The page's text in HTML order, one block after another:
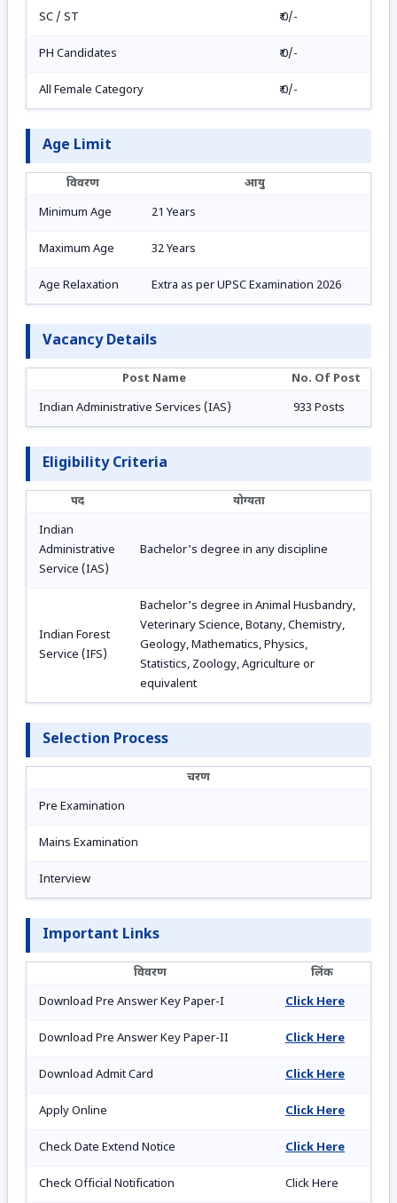
SC / ST ₹ 0/-
PH Candidates ₹ 0/-
All Female Category ₹ 0/-
Age Limit
विवरण
आयु
Minimum Age
21 Years
Maximum Age 32 Years
Age Relaxation Extra as per UPSC Examination 2026
Vacancy Details
Post Name
No. Of Post
Indian Administrative Services (IAS)
933 Posts
Eligibility Criteria
पद
योग्यता
Indian
Administrative
Service (IAS)
Bachelor’s degree in any discipline
Indian Forest
Service (IFS)
Bachelor’s degree in Animal Husbandry,
Veterinary Science, Botany, Chemistry,
Geology, Mathematics, Physics,
Statistics, Zoology, Agriculture or
equivalent
Selection Process
चरण
Pre Examination
Mains Examination
Interview
Important Links
विवरण
लिंक
Download Pre Answer Key Paper-I
Click Here
Download Pre Answer Key Paper-II Click Here
Download Admit Card Click Here
Apply Online Click Here
Check Date Extend Notice Click Here
Check Official Notification Click Here